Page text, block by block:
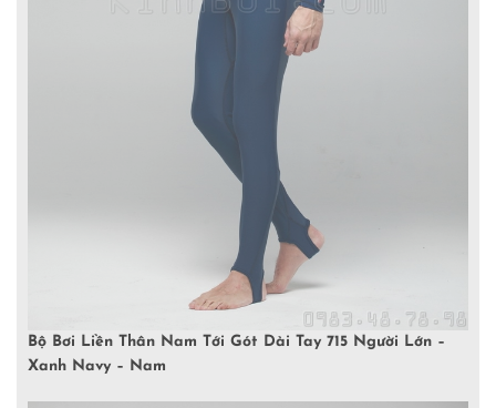
Bộ Bơi Liền Thân Nam Tới Gót Dài Tay 715 Người Lớn –
Xanh Navy – Nam